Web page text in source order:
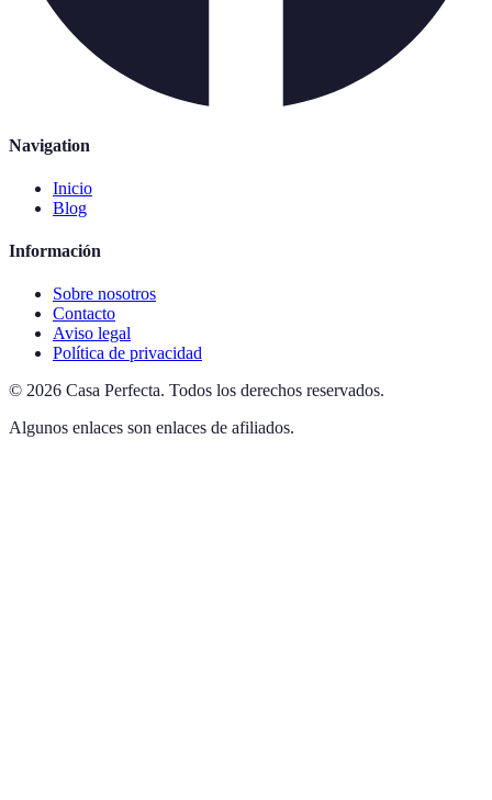
Navigation
Inicio
Blog
Información
Sobre nosotros
Contacto
Aviso legal
Política de privacidad
© 2026 Casa Perfecta. Todos los derechos reservados.
Algunos enlaces son enlaces de afiliados.